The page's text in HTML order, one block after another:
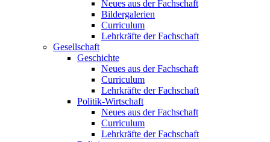
Neues aus der Fachschaft
Bildergalerien
Curriculum
Lehrkräfte der Fachschaft
Gesellschaft
Geschichte
Neues aus der Fachschaft
Curriculum
Lehrkräfte der Fachschaft
Politik-Wirtschaft
Neues aus der Fachschaft
Curriculum
Lehrkräfte der Fachschaft